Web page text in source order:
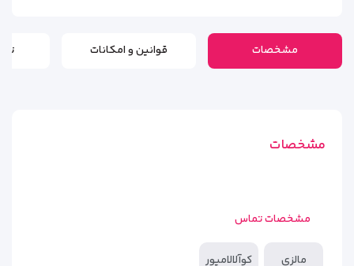
مشخصات قوانین و امکانات
مشخصات
مشخصات تماس
مالزی کوآلالامپور